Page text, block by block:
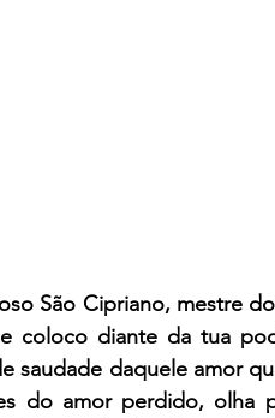
São Cipriano, mestre
coloco diante da tua
saudade daquele amor
do amor perdido, olha